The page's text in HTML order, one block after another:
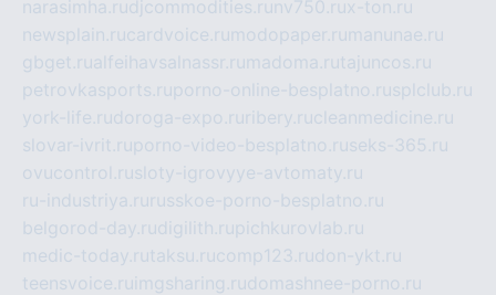
narasimha.rudjcommodities.ru nv750.rux-ton.ru
newsplain.rucardvoice.ru modopaper.ru manunae.ru
gbget.rualfeihavsalnassr.ru madoma.rutajuncos.ru
petrovkasports.ruporno-online-besplatno.rusplclub.ru
york-life.rudoroga-expo.ru ribery.rucleanmedicine.ru
slovar-ivrit.ruporno-video-besplatno.ruseks-365.ru
ovucontrol.rusloty-igrovyye-avtomaty.ru
ru-industriya.ru russkoe-porno-besplatno.ru
belgorod-day.rudigilith.rupichkurovlab.ru
medic-today.rutaksu.rucomp123.rudon-ykt.ru
teensvoice.ru imgsharing.rudomashnee-porno.ru